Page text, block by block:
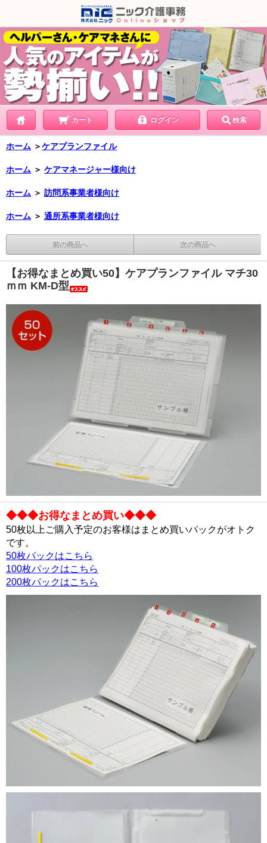
カート ログイン 検索
ホーム ＞ケアプランファイル
ホーム ＞ ケアマネージャー様向け
ホーム ＞ 訪問系事業者様向け
ホーム ＞ 通所系事業者様向け
前の商品へ 次の商品へ
【お得なまとめ買い50】ケアプランファイル マチ30
ｍｍ KM-D型
◆◆◆お得なまとめ買い◆◆◆
50枚以上ご購入予定のお客様はまとめ買いパックがオトク
です。
50枚パックはこちら
100枚パックはこちら
200枚パックはこちら